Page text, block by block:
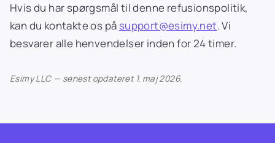
Hvis du har spørgsmål til denne refusionspolitik,
kan du kontakte os på support@esimy.net. Vi
besvarer alle henvendelser inden for 24 timer.
Esimy LLC — senest opdateret 1. maj 2026.